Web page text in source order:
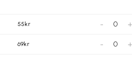
55kr - +
69kr - +